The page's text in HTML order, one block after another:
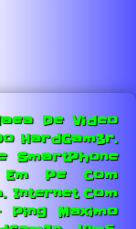
De Video
HardGam3r.
SmartPhone
Pc Com
Internet Com
Ping Maximo